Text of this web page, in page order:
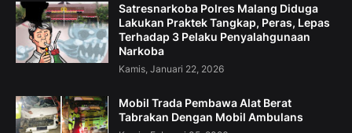
Satresnarkoba Polres Malang Diduga
Lakukan Praktek Tangkap, Peras, Lepas
Terhadap 3 Pelaku Penyalahgunaan
Narkoba
Kamis, Januari 22, 2026
Mobil Trada Pembawa Alat Berat
Tabrakan Dengan Mobil Ambulans